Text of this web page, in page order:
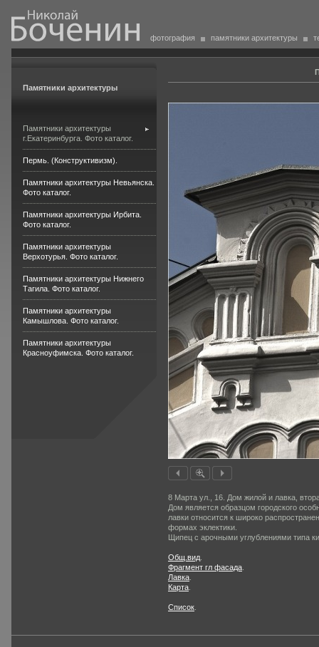
фотография памятники архитектуры
Памятники архитектуры
Памятники архитектуры
г.Екатеринбурга. Фото каталог.
Пермь. (Конструктивизм).
Памятники архитектуры Невьянска.
Фото каталог.
Памятники архитектуры Ирбита.
Фото каталог.
Памятники архитектуры
Верхотурья. Фото каталог.
Памятники архитектуры Нижнего
Тагила. Фото каталог.
Памятники архитектуры
Камышлова. Фото каталог.
Памятники архитектуры
Красноуфимска. Фото каталог.
8 Марта ул., 16. Дом жилой и лавка,
Дом является образцом городского
лавки относится к широко
формах эклектики.
Щипец с арочными углублениями типа
Общ.вид
Фрагмент гл фасада
Лавка
Карта
Список